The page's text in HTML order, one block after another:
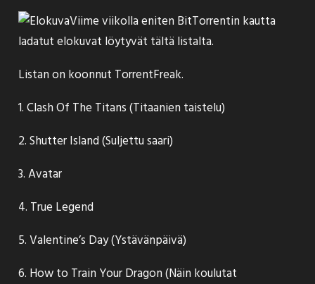
Viime viikolla eniten BitTorrentin kautta
ladatut elokuvat löytyvät tältä listalta.
Listan on koonnut TorrentFreak.
1. Clash Of The Titans (Titaanien taistelu)
2. Shutter Island (Suljettu saari)
3. Avatar
4. True Legend
5. Valentine’s Day (Ystävänpäivä)
6. How to Train Your Dragon (Näin koulutat